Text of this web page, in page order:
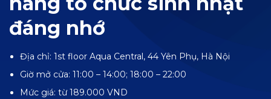
đáng nhớ
Địa chỉ: 1st floor Aqua Central, 44 Yên Phụ, Hà Nội
Giờ mở cửa: 11:00 – 14:00; 18:00 – 22:00
Mức giá: từ 189.000 VND